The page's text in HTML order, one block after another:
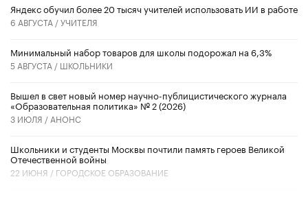
​Яндекс обучил более 20 тысяч учителей использовать ИИ в работе
6 АВГУСТА /УЧИТЕЛЯ
Минимальный набор товаров для школы подорожал на 6,3%
5 АВГУСТА / ШКОЛЬНИКИ
Вышел в свет новый номер научно-публицистического журнала
«Образовательная политика» № 2 (2026)
3 ИЮЛЯ / АНОНС
Школьники и студенты Москвы почтили память героев Великой
Отечественной войны
22 ИЮНЯ / ГОРОДСКОЕ ОБРАЗОВАНИЕ